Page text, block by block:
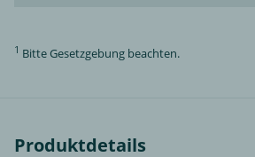
1 Bitte Gesetzgebung beachten.
Produktdetails